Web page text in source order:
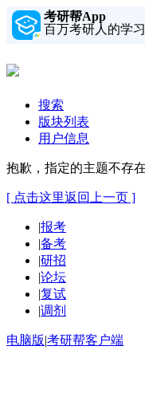
考研帮App
百万考研人的学
搜索
版块列表
用户信息
抱歉，指定的主题不存
[ 点击这里返回上一页 ]
|报考
|备考
|研招
|论坛
|复试
|调剂
电脑版|考研帮客户端